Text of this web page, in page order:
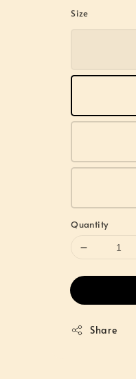
Size
Quantity
Share